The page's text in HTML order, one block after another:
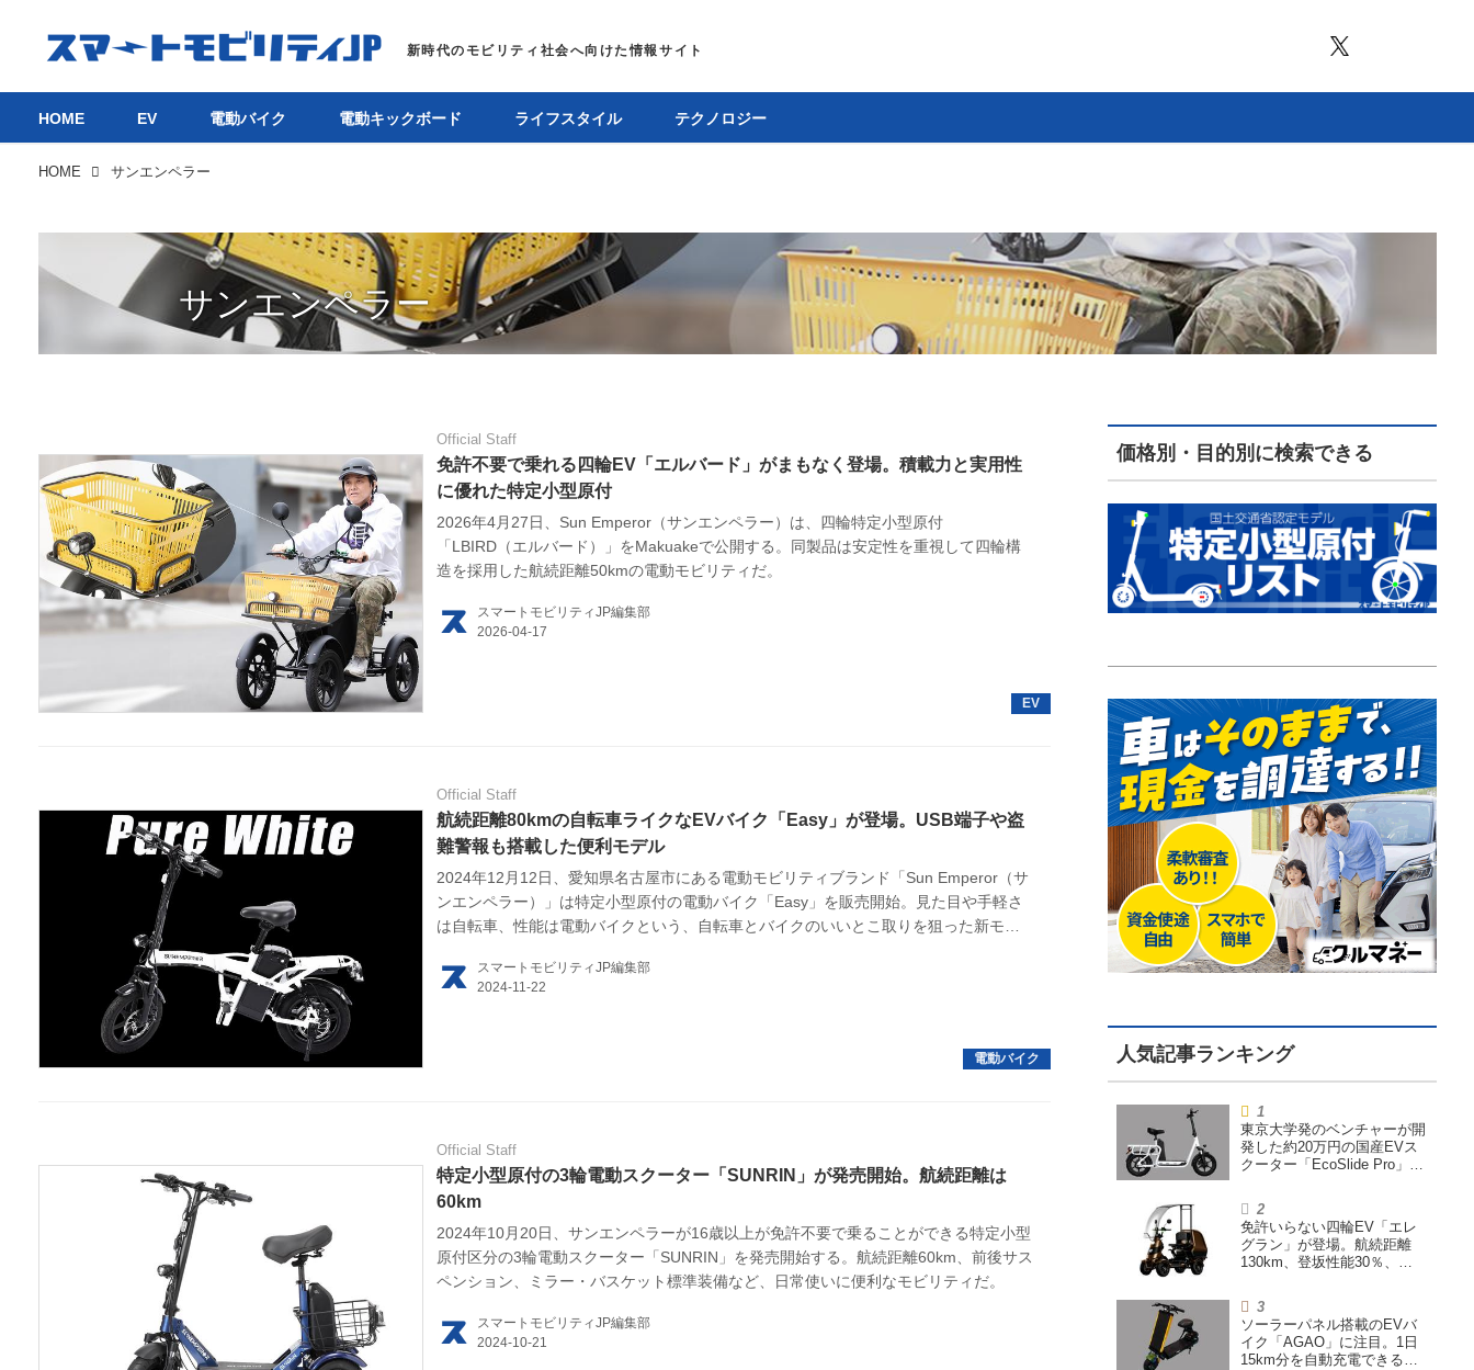
HOME
テクノロジー
このメディアについて
運営会社
利用規約
お問い合せ
広告掲載について
HOME EV 電動バイク 電動キックボード ライフスタイル テクノロジー
HOME サンエンペラー
サンエンペラー
Official Staff
免許不要で乗れる四輪EV「エルバード」がまもなく登場。積載力と実用性
に優れた特定小型原付
2026年4月27日、Sun Emperor（サンエンペラー）は、四輪特定小型原付
「LBIRD（エルバード）」をMakuakeで公開する。同製品は安定性を重視して四輪構
造を採用した航続距離50kmの電動モビリティだ。
スマートモビリティJP編集部
Official Staff
航続距離80kmの自転車ライクなEVバイク「Easy」が登場。USB端子や盗
難警報も搭載した便利モデル
2024年12月12日、愛知県名古屋市にある電動モビリティブランド「Sun Emperor（サ
ンエンペラー）」は特定小型原付の電動バイク「Easy」を販売開始。見た目や手軽さ
は自転車、性能は電動バイクという、自転車とバイクのいいとこ取りを狙った新モデ
ものを一部編集して転載しています。
スマートモビリティJP編集部
Official Staff
特定小型原付の3輪電動スクーター「SUNRIN」が発売開始。航続距離は
60km
2024年10月20日、サンエンペラーが16歳以上が免許不要で乗ることができる特定小型
原付区分の3輪電動スクーター「SUNRIN」を発売開始する。航続距離60km、前後サス
ペンション、ミラー・バスケット標準装備など、日常使いに便利なモビリティだ。
スマートモビリティJP編集部
価格別・目的別に検索できる
東京大学発のベンチャーが開
発した約20万円の国産EVス
クーター「EcoSlide Pro」が
免許いらない四輪EV「エレ
グラン」が登場。航続距離
130km、登坂性能30％、
備えた特定小型原付
ソーラーパネル搭載のEVバ
イク「AGAO」に注目。1日
15km分を自動充電できる